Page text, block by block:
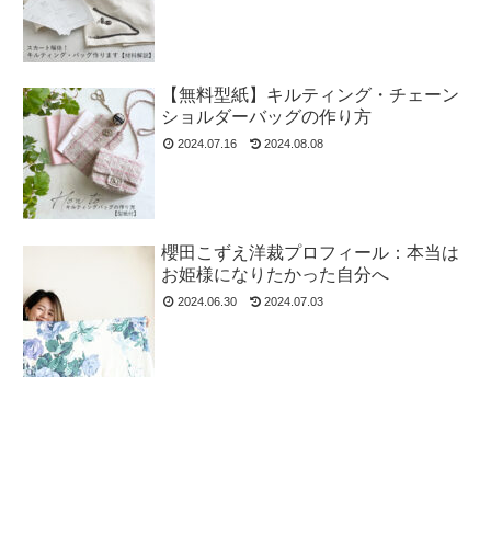
【無料型紙】キルティング・チェーン
ショルダーバッグの作り方
2024.07.16 2024.08.08
櫻田こずえ洋裁プロフィール：本当は
お姫様になりたかった自分へ
2024.06.30 2024.07.03